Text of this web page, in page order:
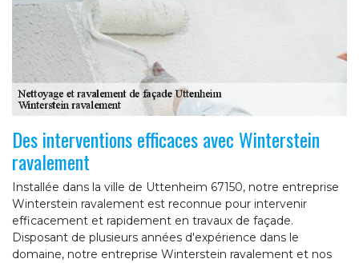
Des interventions efficaces avec Winterstein
ravalement
Installée dans la ville de Uttenheim 67150, notre entreprise
Winterstein ravalement est reconnue pour intervenir
efficacement et rapidement en travaux de façade.
Disposant de plusieurs années d'expérience dans le
domaine, notre entreprise Winterstein ravalement et nos